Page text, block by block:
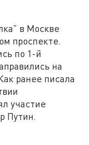
в Москве
проспекте.
по 1-й
на
ранее писала
участие
Путин.